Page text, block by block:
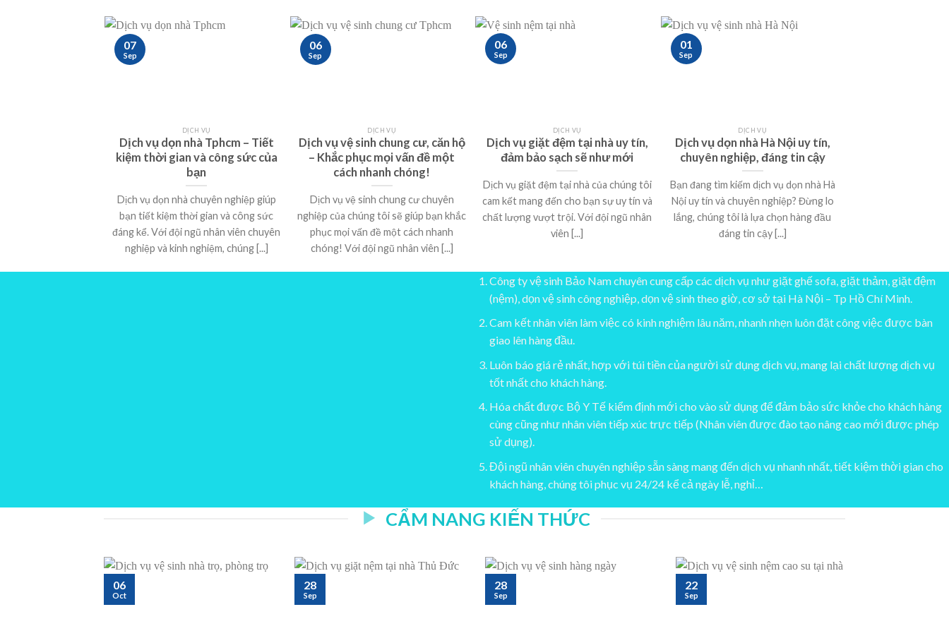
DỊCH VỤ
Dịch vụ dọn nhà Tphcm – Tiết
kiệm thời gian và công sức của
bạn
Dịch vụ dọn nhà chuyên nghiệp giúp
bạn tiết kiệm thời gian và công sức
đáng kể. Với đội ngũ nhân viên chuyên
nghiệp và kinh nghiệm, chúng [...]
07
Sep
DỊCH VỤ
Dịch vụ vệ sinh chung cư, căn hộ
– Khắc phục mọi vấn đề một
cách nhanh chóng!
Dịch vụ vệ sinh chung cư chuyên
nghiệp của chúng tôi sẽ giúp bạn khắc
phục mọi vấn đề một cách nhanh
chóng! Với đội ngũ nhân viên [...]
06
Sep
DỊCH VỤ
Dịch vụ giặt đệm tại nhà uy tín,
đảm bảo sạch sẽ như mới
Dịch vụ giặt đệm tại nhà của chúng tôi
cam kết mang đến cho bạn sự uy tín và
chất lượng vượt trội. Với đội ngũ nhân
viên [...]
06
Sep
DỊCH VỤ
Dịch vụ dọn nhà Hà Nội uy tín,
chuyên nghiệp, đáng tin cậy
Bạn đang tìm kiếm dịch vụ dọn nhà Hà
Nội uy tín và chuyên nghiệp? Đừng lo
lắng, chúng tôi là lựa chọn hàng đầu
đáng tin cậy [...]
01
Sep
Công ty vệ sinh Bảo Nam chuyên cung cấp các dịch vụ như giặt ghế sofa, giặt thảm, giặt đệm
(nệm), dọn vệ sinh công nghiệp, dọn vệ sinh theo giờ, cơ sở tại Hà Nội – Tp Hồ Chí Minh.
Cam kết nhân viên làm việc có kinh nghiệm lâu năm, nhanh nhẹn luôn đặt công việc được bàn
giao lên hàng đầu.
Luôn báo giá rẻ nhất, hợp với túi tiền của người sử dụng dịch vụ, mang lại chất lượng dịch vụ
tốt nhất cho khách hàng.
Hóa chất được Bộ Y Tế kiểm định mới cho vào sử dụng để đảm bảo sức khỏe cho khách hàng
cùng cũng như nhân viên tiếp xúc trực tiếp (Nhân viên được đào tạo nâng cao mới được phép
sử dụng).
Đội ngũ nhân viên chuyên nghiệp sẵn sàng mang đến dịch vụ nhanh nhất, tiết kiệm thời gian cho
khách hàng, chúng tôi phục vụ 24/24 kể cả ngày lễ, nghỉ…
CẨM NANG KIẾN THỨC
06
Oct
28
Sep
28
Sep
22
Sep